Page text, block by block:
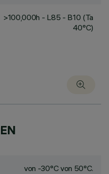
>100,000h - L85 - B10 (Ta
40°C)
von -30°C von 50°C.